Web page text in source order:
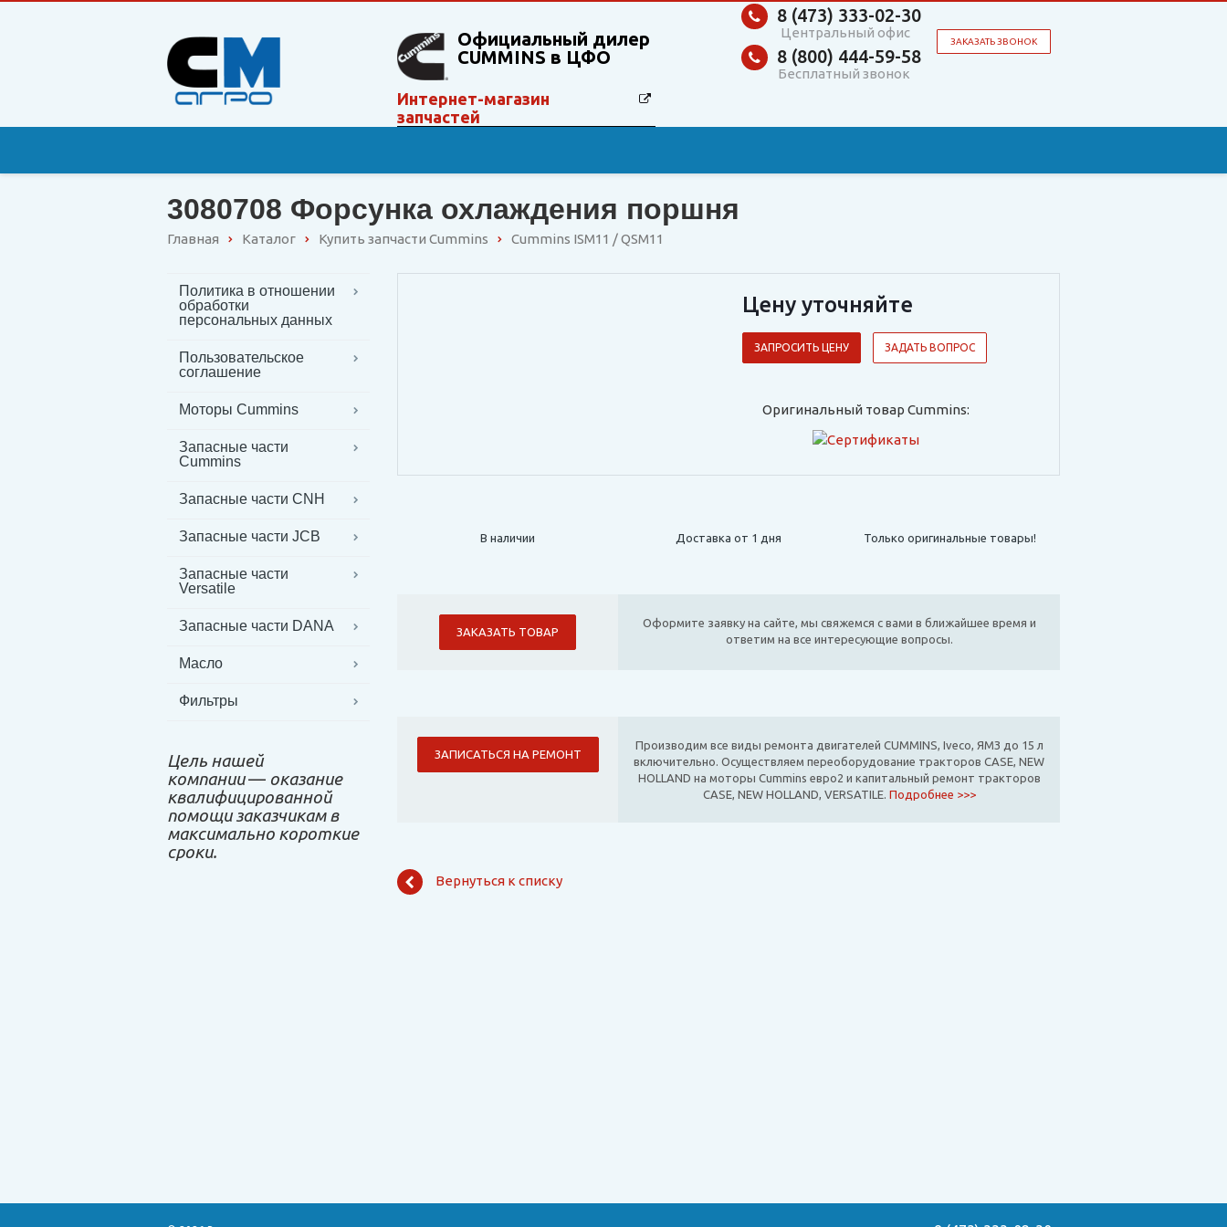
Официальный дилер
CUMMINS в ЦФО
Интернет-магазин
запчастей
ЗАКАЗАТЬ ЗВОНОК
8 (473) 333-02-30
Центральный офис
8 (800) 444-59-58
Бесплатный звонок
3080708 Форсунка охлаждения поршня
Главная Каталог Купить запчасти Cummins Cummins ISM11 / QSM11
Политика в отношении
обработки
персональных данных
Пользовательское
соглашение
Моторы Cummins
Запасные части
Cummins
Запасные части CNH
Запасные части JCB
Запасные части
Versatile
Запасные части DANA
Масло
Фильтры
Цель нашей
компании— оказание
квалифицированной
помощи заказчикам в
максимально короткие
сроки.
Цену уточняйте
ЗАПРОСИТЬ ЦЕНУ ЗАДАТЬ ВОПРОС
Оригинальный товар Cummins:
В наличии Доставка от 1 дня Только оригинальные товары!
ЗАКАЗАТЬ ТОВАР
Оформите заявку на сайте, мы свяжемся с вами в ближайшее время и
ответим на все интересующие вопросы.
ЗАПИСАТЬСЯ НА РЕМОНТ
Производим все виды ремонта двигателей CUMMINS, Iveco, ЯМЗ до 15 л
включительно. Осуществляем переоборудование тракторов CASE, NEW
HOLLAND на моторы Cummins евро2 и капитальный ремонт тракторов
CASE, NEW HOLLAND, VERSATILE. Подробнее >>>
Вернуться к списку